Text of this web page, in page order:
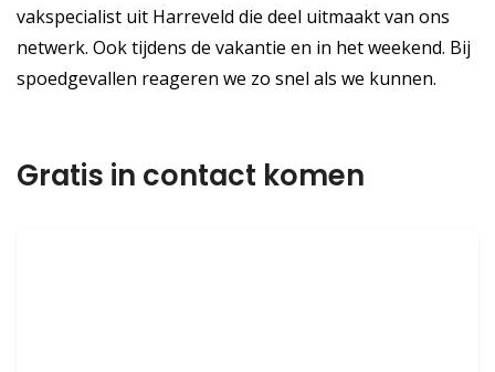
vakspecialist uit Harreveld die deel uitmaakt van ons
netwerk. Ook tijdens de vakantie en in het weekend. Bij
spoedgevallen reageren we zo snel als we kunnen.
Gratis in contact komen